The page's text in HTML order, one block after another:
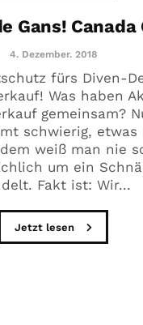
Gans! Canada
4. Dezember. 2018
fürs Diven-
Was haben
gemeinsam?
schwierig, etwas
weiß man nie
um ein
Fakt ist: Wir...
Jetzt lesen